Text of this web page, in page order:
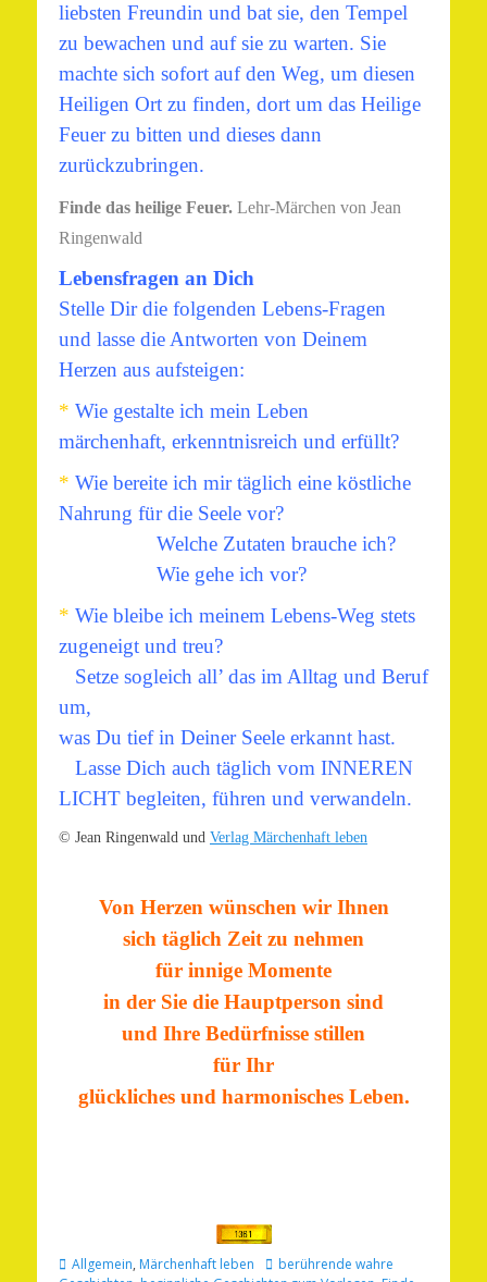
liebsten Freundin und bat sie, den Tempel
zu bewachen und auf sie zu warten. Sie
machte sich sofort auf den Weg, um diesen
Heiligen Ort zu finden, dort um das Heilige
Feuer zu bitten und dieses dann
zurückzubringen.
Finde das heilige Feuer. Lehr-Märchen von Jean
Ringenwald
Lebensfragen an Dich
Stelle Dir die folgenden Lebens-Fragen
und lasse die Antworten von Deinem
Herzen aus aufsteigen:
* Wie gestalte ich mein Leben
märchenhaft, erkenntnisreich und erfüllt?
* Wie bereite ich mir täglich eine köstliche
Nahrung für die Seele vor?
Welche Zutaten brauche ich?
Wie gehe ich vor?
* Wie bleibe ich meinem Lebens-Weg stets
zugeneigt und treu?
Setze sogleich all’ das im Alltag und Beruf
um,
was Du tief in Deiner Seele erkannt hast.
Lasse Dich auch täglich vom INNEREN
LICHT begleiten, führen und verwandeln.
© Jean Ringenwald und Verlag Märchenhaft leben
Von Herzen wünschen wir Ihnen
sich täglich Zeit zu nehmen
für innige Momente
in der Sie die Hauptperson sind
und Ihre Bedürfnisse stillen
für Ihr
glückliches und harmonisches Leben.
Kategorien
Allgemein, Märchenhaft leben Schlagworte
berührende wahre